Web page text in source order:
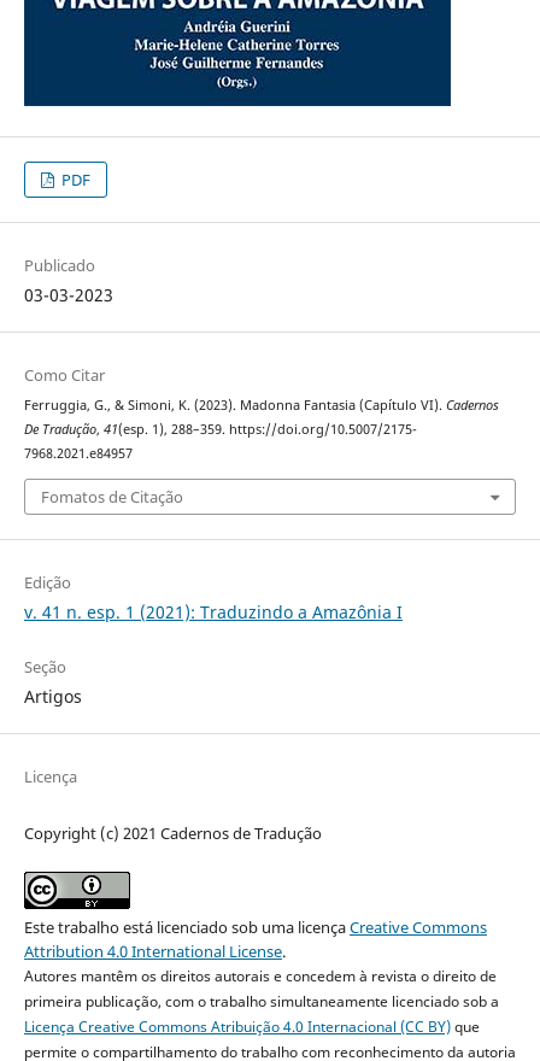
PDF
Publicado
03-03-2023
Como Citar
Ferruggia, G., & Simoni, K. (2023). Madonna Fantasia (Capítulo VI). Cadernos
De Tradução, 41(esp. 1), 288–359. https://doi.org/10.5007/2175-
7968.2021.e84957
Fomatos de Citação
Edição
v. 41 n. esp. 1 (2021): Traduzindo a Amazônia I
Seção
Artigos
Licença
Copyright (c) 2021 Cadernos de Tradução
Este trabalho está licenciado sob uma licençaCreative Commons
Attribution 4.0 International License.
Autores mantêm os direitos autorais e concedem à revista o direito de
primeira publicação, com o trabalho simultaneamente licenciado sob a
Licença Creative Commons Atribuição 4.0 Internacional (CC BY)que
permite o compartilhamento do trabalho com reconhecimento da autoria